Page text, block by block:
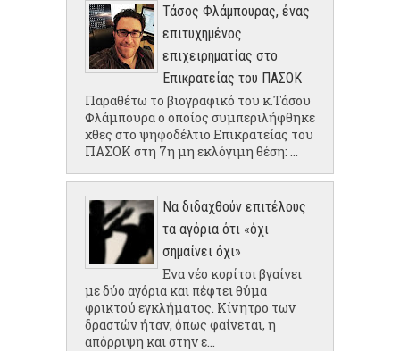
Τάσος Φλάμπουρας, ένας
επιτυχημένος
επιχειρηματίας στο
Επικρατείας του ΠΑΣΟΚ
Παραθέτω το βιογραφικό του κ.Τάσου
Φλάμπουρα ο οποίος συμπεριλήφθηκε
χθες στο ψηφοδέλτιο Επικρατείας του
ΠΑΣΟΚ στη 7η μη εκλόγιμη θέση: ...
Να διδαχθούν επιτέλους
τα αγόρια ότι «όχι
σημαίνει όχι»
Ενα νέο κορίτσι βγαίνει
με δύο αγόρια και πέφτει θύμα
φρικτού εγκλήματος. Κίνητρο των
δραστών ήταν, όπως φαίνεται, η
απόρριψη και στην ε...